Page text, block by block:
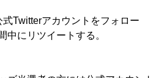
Twitterアカウントをフォロー
中にリツイートする。